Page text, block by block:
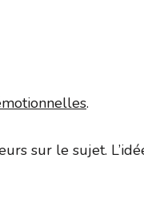
.
sur le sujet.